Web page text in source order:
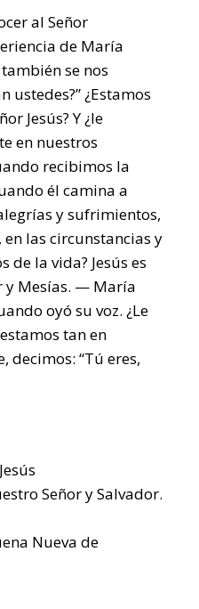
al Señor
de María
se nos
ustedes?” ¿Estamos
Jesús? Y ¿le
en nuestros
recibimos la
él camina a
y sufrimientos,
las circunstancias y
la vida? Jesús es
y Mesías. — María
oyó su voz. ¿Le
tan en
decimos: “Tú eres,
Señor y Salvador.
Nueva de